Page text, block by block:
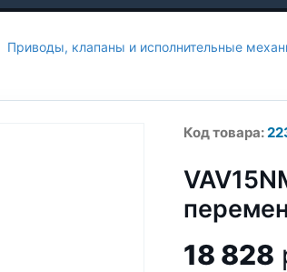
Приводы, клапаны и исполнительные
Код товара:
18 828